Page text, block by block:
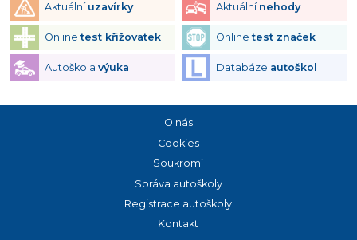
Aktuální uzavírky Aktuální nehody
Onlinetest křižovatek Onlinetest značek
Autoškola výuka Databáze autoškol
O nás
Cookies
Soukromí
Správa autoškoly
Registrace autoškoly
Kontakt